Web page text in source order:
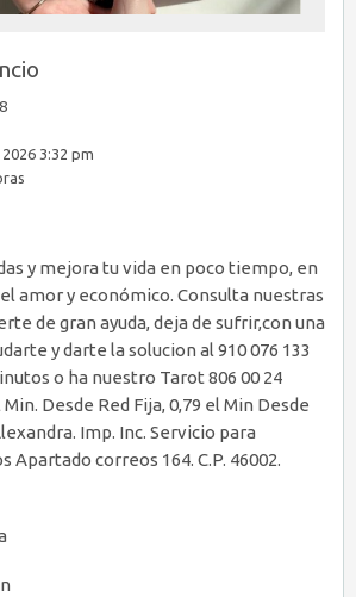
3:32 pm
y mejora tu vida en poco tiempo, en
amor y económico. Consulta nuestras
de gran ayuda, deja de sufrir,con una
y darte la solucion al 910 076 133
o ha nuestro Tarot 806 00 24
Desde Red Fija, 0,79 el Min Desde
Imp. Inc. Servicio para
Apartado correos 164. C.P. 46002.